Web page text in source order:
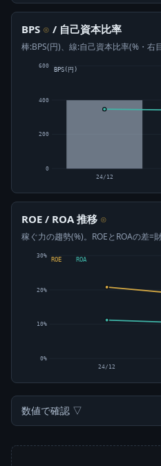
BPS ⊙ / 自己資本比率
棒:BPS(円)、線:自己資本比率(%・右
0
200
400
600
24/12
BPS(円)
ROE / ROA 推移 ⊙
稼ぐ力の趨勢(%)。ROEとROAの差=
0%
10%
20%
30%
ROE ROA
24/12
数値で確認 ▽